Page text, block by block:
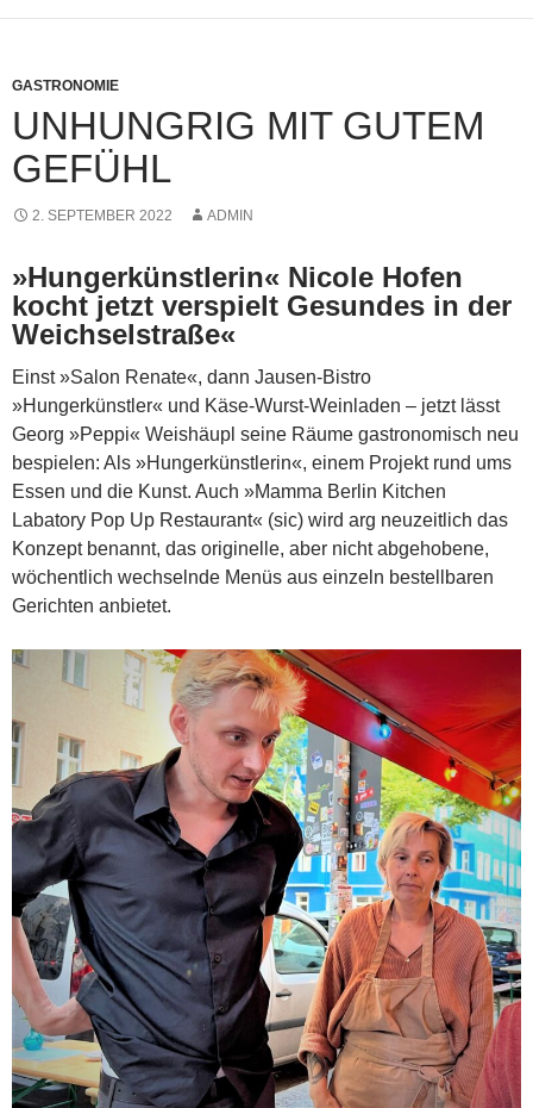
GASTRONOMIE
UNHUNGRIG MIT GUTEM
GEFÜHL
2. SEPTEMBER 2022 ADMIN
»Hungerkünstlerin« Nicole Hofen
kocht jetzt verspielt Gesundes in der
Weichselstraße«
Einst »Salon Renate«, dann Jausen-Bistro
»Hungerkünstler« und Käse-Wurst-Weinladen – jetzt lässt
Georg »Peppi« Weishäupl seine Räume gastronomisch neu
bespielen: Als »Hungerkünstlerin«, einem Projekt rund ums
Essen und die Kunst. Auch »Mamma Berlin Kitchen
Labatory Pop Up Restaurant« (sic) wird arg neuzeitlich das
Konzept benannt, das originelle, aber nicht abgehobene,
wöchentlich wechselnde Menüs aus einzeln bestellbaren
Gerichten anbietet.